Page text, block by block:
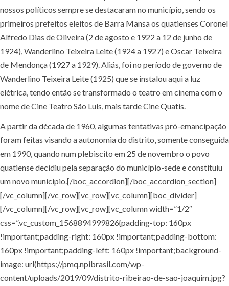
nossos políticos sempre se destacaram no município, sendo os
primeiros prefeitos eleitos de Barra Mansa os quatienses Coronel
Alfredo Dias de Oliveira (2 de agosto e 1922 a 12 de junho de
1924), Wanderlino Teixeira Leite (1924 a 1927) e Oscar Teixeira
de Mendonça (1927 a 1929). Aliás, foi no período de governo de
Wanderlino Teixeira Leite (1925) que se instalou aqui a luz
elétrica, tendo então se transformado o teatro em cinema com o
nome de Cine Teatro São Luís, mais tarde Cine Quatis.
A partir da década de 1960, algumas tentativas pró-emancipação
foram feitas visando a autonomia do distrito, somente conseguida
em 1990, quando num plebiscito em 25 de novembro o povo
quatiense decidiu pela separação do município-sede e constituiu
um novo município.[/boc_accordion][/boc_accordion_section]
[/vc_column][/vc_row][vc_row][vc_column][boc_divider]
[/vc_column][/vc_row][vc_row][vc_column width=”1/2″
css=”.vc_custom_1568894999826{padding-top: 160px
!important;padding-right: 160px !important;padding-bottom:
160px !important;padding-left: 160px !important;background-
image: url(https://pmq.npibrasil.com/wp-
content/uploads/2019/09/distrito-ribeirao-de-sao-joaquim.jpg?